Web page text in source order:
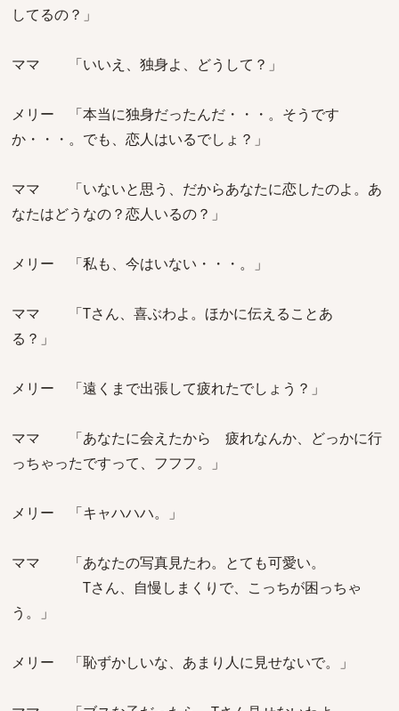
してるの？」
ママ 「いいえ、独身よ、どうして？」
メリー 「本当に独身だったんだ・・・。そうです
か・・・。でも、恋人はいるでしょ？」
ママ 「いないと思う、だからあなたに恋したのよ。あ
なたはどうなの？恋人いるの？」
メリー 「私も、今はいない・・・。」
ママ 「Tさん、喜ぶわよ。ほかに伝えることあ
る？」
メリー 「遠くまで出張して疲れたでしょう？」
ママ 「あなたに会えたから 疲れなんか、どっかに行
っちゃったですって、フフフ。」
メリー 「キャハハハ。」
ママ 「あなたの写真見たわ。とても可愛い。
Tさん、自慢しまくりで、こっちが困っちゃ
う。」
メリー 「恥ずかしいな、あまり人に見せないで。」